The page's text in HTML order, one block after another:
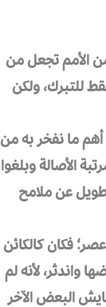
الأمم تجعل من
للتبرك، ولكن
أهم ما نفخر به من
الأصالة وبلغوا
عن ملامح
فكان كالكائن
واندثر، لأنه لم
البعض الآخر